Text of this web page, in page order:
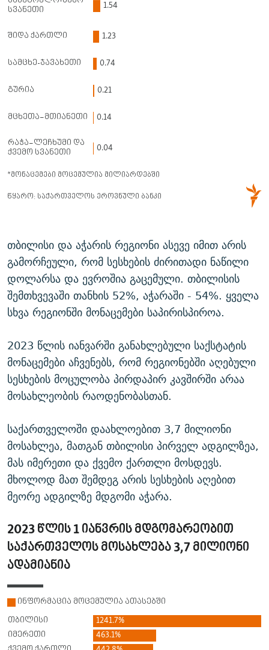
თბილისი და აჭარის რეგიონი ასევე იმით არის
გამორჩეული, რომ სესხების ძირითადი ნაწილი
დოლარსა და ევროშია გაცემული. თბილისის
შემთხვევაში თანხის 52%, აჭარაში - 54%. ყველა
სხვა რეგიონში მონაცემები საპირისპიროა.
2023 წლის იანვარში განახლებული საქსტატის
მონაცემები აჩვენებს, რომ რეგიონებში აღებული
სესხების მოცულობა პირდაპირ კავშირში არაა
მოსახლეობის რაოდენობასთან.
საქართველოში დაახლოებით 3,7 მილიონი
მოსახლეა, მათგან თბილისი პირველ ადგილზეა,
მას იმერეთი და ქვემო ქართლი მოსდევს.
მხოლოდ მათ შემდეგ არის სესხების აღებით
მეორე ადგილზე მდგომი აჭარა.